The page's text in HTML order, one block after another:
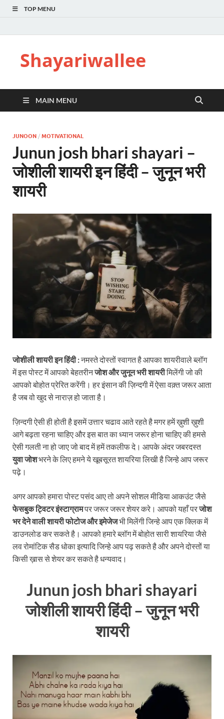
TOP MENU
Shayariwallee
MAIN MENU
JUNOON / MOTIVATIONAL
Junun josh bhari shayari –
जोशीली शायरी इन हिंदी – जुनून भरी
शायरी
जोशीली शायरी इन हिंदी :नमस्ते दोस्तों स्वागत है आपका शायरीवाले ब्लॉग
में इस पोस्ट में आपको बेहतरीनजोश और जुनून भरी शायरीमिलेंगी जो की
आपको बोहोत प्रेरित करेंगी। हर इंसान की ज़िन्दगी में ऐसा वक़्त जरूर आता
है जब वो खुद से नाराज़ हो जाता है।
ज़िन्दगी ऐसी ही होती है इसमें उत्तार चढाव आते रहते है मगर हमें ख़ुशी ख़ुशी
आगे बढ़ता रहना चाहिए और इस बात का ध्यान जरूर होना चाहिए की हमसे
ऐसी गलती ना हो जाए जो बाद में हमें तकलीफ दे। आपके अंदर जबरदस्त
युवा जोशभरने के लिए हमने ये खूबसूरत शायरिया लिखी है जिन्हे आप जरूर
पढ़े।
अगर आपको हमारा पोस्ट पसंद आए तो अपने सोशल मीडिया आकउंट जैसे
फेसबुक ट्विटर इंस्टाग्रामपर जरूर जरूर शेयर करे। आपको यहाँ परजोश
भर देने वाली शायरी फोटोज और इमेजेजभी मिलेंगी जिन्हे आप एक क्लिक में
डाउनलोड कर सकते है। आपको हमारे ब्लॉग में बोहोत सारी शायरिया जैसे
लव रोमांटिक सैड धोका इत्यादि जिन्हे आप पढ़ सकते है और अपने दोस्तों या
किसी ख़ास से शेयर कर सकते है धन्यवाद।
Junun josh bhari shayari
जोशीली शायरी हिंदी – जुनून भरी
शायरी